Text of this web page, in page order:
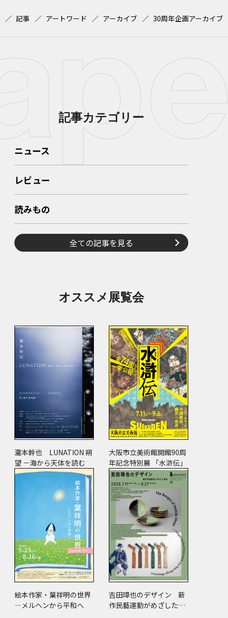
記事 アートワード アーカイブ 30周年企画アーカイブ
記事カテゴリー
ニュース
レビュー
読みもの
全ての記事を見る
オススメ展覧会
瀧本幹也 LUNATION 朔
望 －海から天体を読む
大阪市立美術館開館90周
年記念特別展 「水滸伝」
絵本作家・葉祥明の世界
―メルヘンから平和へ
吉田璋也のデザイン 新
作民藝運動がめざした未